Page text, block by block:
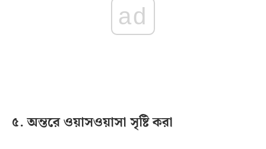
ad
৫. অন্তরে ওয়াসওয়াসা সৃষ্টি করা